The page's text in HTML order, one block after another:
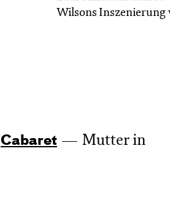
Wilsons Inszenierung
Cabaret Mutter in